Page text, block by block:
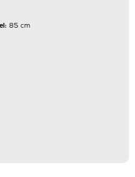
85 cm